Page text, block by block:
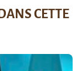
CETTE